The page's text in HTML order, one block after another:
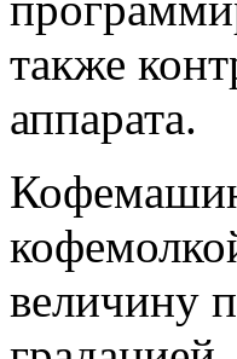
также
аппарата.
величину